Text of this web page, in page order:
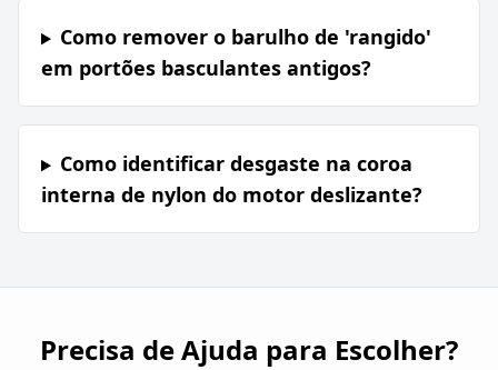
Como remover o barulho de 'rangido'
em portões basculantes antigos?
Como identificar desgaste na coroa
interna de nylon do motor deslizante?
Precisa de Ajuda para Escolher?